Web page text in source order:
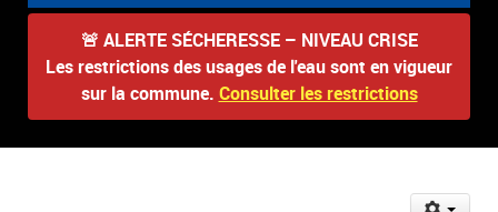
🚨 ALERTE SÉCHERESSE – NIVEAU CRISE
Les restrictions des usages de l'eau sont en vigueur
sur la commune. Consulter les restrictions